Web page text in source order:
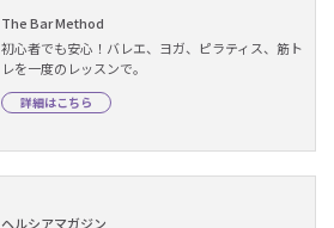
The Bar Method
初心者でも安心！バレエ、ヨガ、ピラティス、筋ト
レを一度のレッスンで。
詳細はこちら
ヘルシアマガジン